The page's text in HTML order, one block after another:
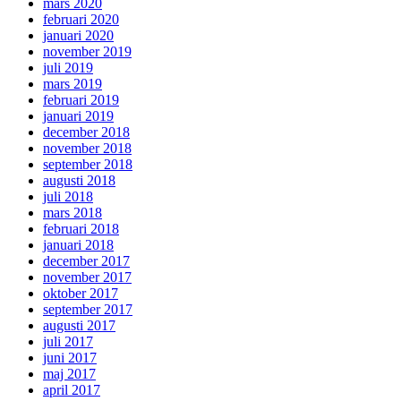
mars 2020
februari 2020
januari 2020
november 2019
juli 2019
mars 2019
februari 2019
januari 2019
december 2018
november 2018
september 2018
augusti 2018
juli 2018
mars 2018
februari 2018
januari 2018
december 2017
november 2017
oktober 2017
september 2017
augusti 2017
juli 2017
juni 2017
maj 2017
april 2017